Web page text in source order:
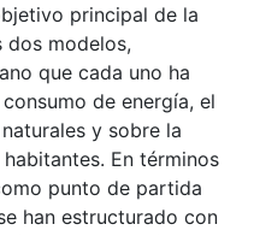
principal de la
dos modelos,
que cada uno ha
de energía, el
y sobre la
En términos
punto de partida
han estructurado con